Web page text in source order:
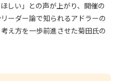
しい」との声が上がり、開催の
ーダー論で知られるアドラーの
え方を一歩前進させた菊田氏の